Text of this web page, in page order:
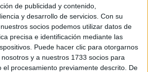
de publicidad y contenido,
y desarrollo de servicios. Con su
socios podemos utilizar datos de
precisa e identificación mediante las
Puede hacer clic para otorgarnos
y a nuestros 1733 socios para
el procesamiento previamente descrito. De
información ¡GRATIS!
provincia